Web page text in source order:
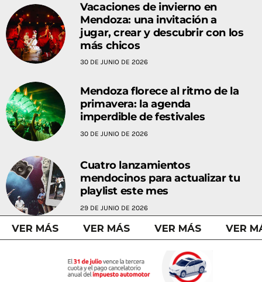
Vacaciones de invierno en
Mendoza: una invitación a
jugar, crear y descubrir con los
más chicos
30 DE JUNIO DE 2026
Mendoza florece al ritmo de la
primavera: la agenda
imperdible de festivales
30 DE JUNIO DE 2026
Cuatro lanzamientos
mendocinos para actualizar tu
playlist este mes
29 DE JUNIO DE 2026